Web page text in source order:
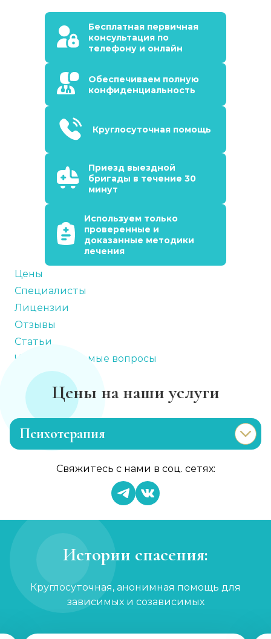
Бесплатная первичная
консультация по
телефону и онлайн
Обеспечиваем полную
конфиденциальность
Круглосуточная помощь
Приезд выездной
бригады в течение 30
минут
Используем только
проверенные и
доказанные методики
лечения
Цены
Специалисты
Лицензии
Отзывы
Статьи
Часто задаваемые вопросы
Цены на наши услуги
Психотерапия
Консультация психолога
от 1 000 ₽ Записаться
Свяжитесь с нами в соц. сетях:
Истории спасения:
Круглосуточная, анонимная помощь для
зависимых и созависимых